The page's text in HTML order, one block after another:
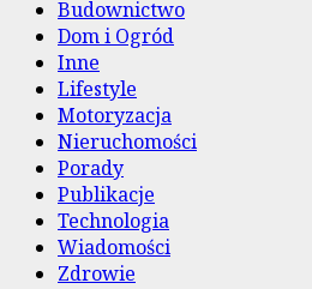
Budownictwo
Dom i Ogród
Inne
Lifestyle
Motoryzacja
Nieruchomości
Porady
Publikacje
Technologia
Wiadomości
Zdrowie